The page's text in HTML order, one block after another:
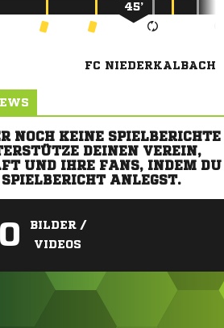
45’
FC NIEDERKALBACH
NOCH KEINE SPIELBERICHTE
DEINEN VEREIN,
UND IHRE FANS, INDEM DU
ANLEGST.
0
BILDER /
VIDEOS